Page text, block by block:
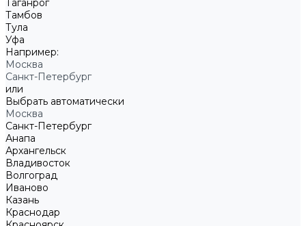
Таганрог
Тамбов
Тула
Уфа
Например:
Москва
Санкт-Петербург
или
Выбрать автоматически
Москва
Санкт-Петербург
Анапа
Архангельск
Владивосток
Волгоград
Иваново
Казань
Краснодар